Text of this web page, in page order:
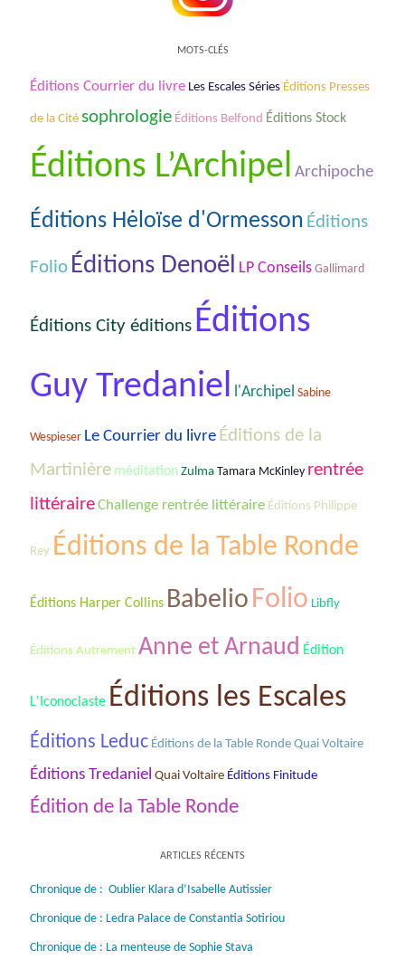
MOTS-CLÉS
Éditions Courrier du livre Les Escales Séries Éditions Presses
de la Cité sophrologie Éditions Belfond Éditions Stock
Éditions L’Archipel Archipoche
Éditions Hėloïse d'Ormesson Éditions
Folio Éditions Denoël LP Conseils Gallimard
Éditions City éditions Éditions
Guy Tredaniel l'Archipel Sabine
Wespieser Le Courrier du livre Éditions de la
Martinière méditation Zulma Tamara McKinley rentrée
littéraireChallenge rentrée littéraire Éditions Philippe
Rey Éditions de la Table Ronde
Éditions Harper Collins BabelioFolio Libfly
Éditions Autrement Anne et Arnaud Édition
L'Iconoclaste Éditions les Escales
Éditions Leduc Éditions de la Table Ronde Quai Voltaire
Éditions Tredaniel Quai Voltaire Éditions Finitude
Édition de la Table Ronde
ARTICLES RÉCENTS
Chronique de : Oublier Klara d’Isabelle Autissier
Chronique de : Ledra Palace de Constantia Sotiriou
Chronique de : La menteuse de Sophie Stava